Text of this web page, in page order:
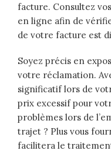
facture. Consultez
en ligne afin de
de votre facture est
Soyez précis en
votre réclamation.
significatif lors de
prix excessif pour
problèmes lors de
trajet ? Plus vous
facilitera le